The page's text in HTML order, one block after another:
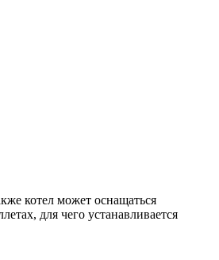
котел может оснащаться
для чего устанавливается